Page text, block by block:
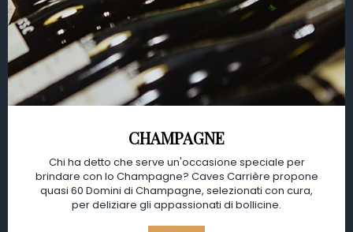
CHAMPAGNE
Chi ha detto che serve un'occasione speciale per
brindare con lo Champagne? Caves Carrière propone
quasi 60 Domini di Champagne, selezionati con cura,
per deliziare gli appassionati di bollicine.